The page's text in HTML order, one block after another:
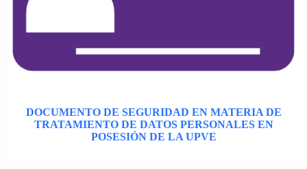
DOCUMENTO DE SEGURIDAD EN MATERIA DE
TRATAMIENTO DE DATOS PERSONALES EN
POSESIÓN DE LA UPVE